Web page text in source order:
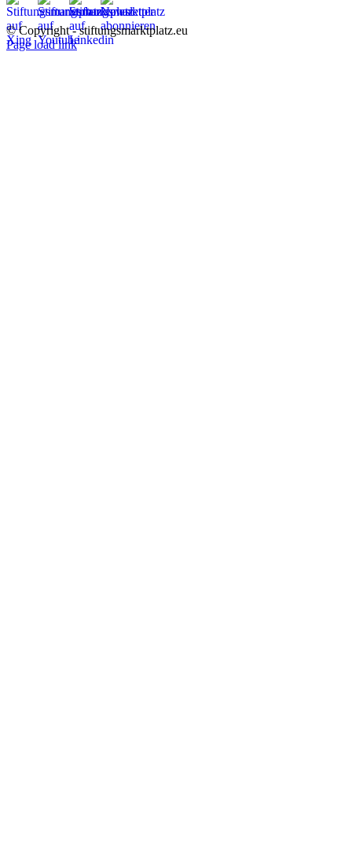
© Copyright - stiftungsmarktplatz.eu
Page load link